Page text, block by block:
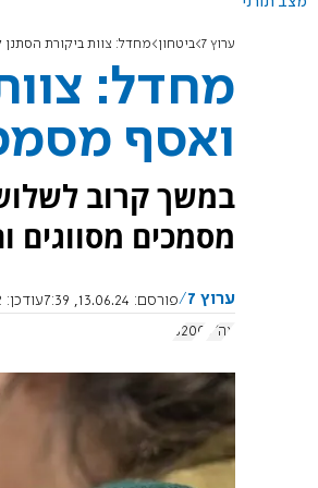
ערוץ 7 ביטחון מחדל: צוות ביקורת הסתנן לבסיס 8200 ואסף
ואסף
במשך קרוב
מסמכים מסווגים
ערוץ 7 פורסם: 13.06.24, 7:39 עודכן:
צה"ל
8200